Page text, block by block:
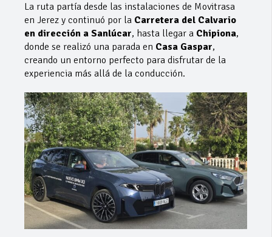
La ruta partía desde las instalaciones de Movitrasa
en Jerez y continuó por la Carretera del Calvario
en dirección a Sanlúcar, hasta llegar a Chipiona,
donde se realizó una parada en Casa Gaspar,
creando un entorno perfecto para disfrutar de la
experiencia más allá de la conducción.